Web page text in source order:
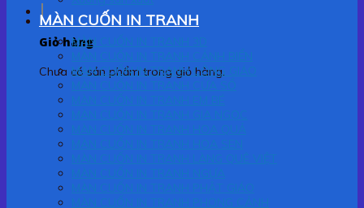
Giỏ hàng
Chưa có sản phẩm trong giỏ hàng.
MÀN CUỐN IN TRANH
MÀN CUỐN IN TRANH 3D
MÀN CUỐN IN TRANH CÔNG GIÁO